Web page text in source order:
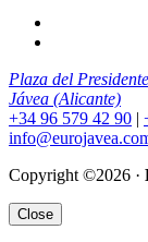
Plaza del
Jávea (Alicante)
+34 96 579 42 90 |
Copyright ©2026 ·
Close